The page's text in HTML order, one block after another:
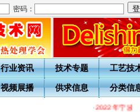
密码：
行业资讯 技术专题 工艺技
视频展播 供求信息 分类信
·2022年宁波